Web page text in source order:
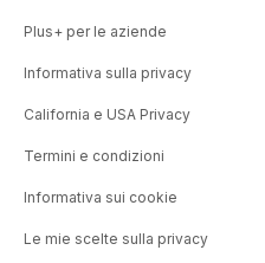
Plus+ per le aziende
Informativa sulla privacy
California e USA Privacy
Termini e condizioni
Informativa sui cookie
Le mie scelte sulla privacy